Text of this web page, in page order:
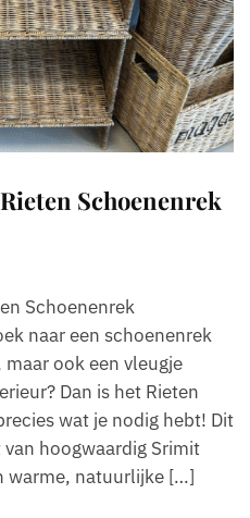
Schoenenrek
Schoenenrek
naar een schoenenrek
ook een vleugje
Dan is het Rieten
wat je nodig hebt! Dit
hoogwaardig Srimit
warme, natuurlijke […]